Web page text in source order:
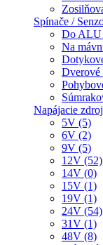
Spínače /
Do ALU
Na
Dverové
Napájacie
5V (5)
6V (2)
9V (5)
12V (52)
14V (0)
15V (1)
19V (1)
24V (54)
31V (1)
48V (8)